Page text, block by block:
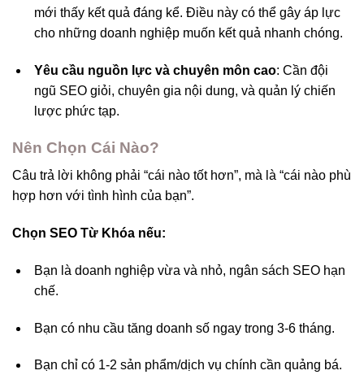
mới thấy kết quả đáng kể. Điều này có thể gây áp lực
cho những doanh nghiệp muốn kết quả nhanh chóng.
Yêu cầu nguồn lực và chuyên môn cao: Cần đội
ngũ SEO giỏi, chuyên gia nội dung, và quản lý chiến
lược phức tạp.
Nên Chọn Cái Nào?
Câu trả lời không phải “cái nào tốt hơn”, mà là “cái nào phù
hợp hơn với tình hình của bạn”.
Chọn SEO Từ Khóa nếu:
Bạn là doanh nghiệp vừa và nhỏ, ngân sách SEO hạn
chế.
Bạn có nhu cầu tăng doanh số ngay trong 3-6 tháng.
Bạn chỉ có 1-2 sản phẩm/dịch vụ chính cần quảng bá.